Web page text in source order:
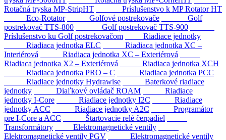
Rotačná tryska MP-StripHT
Príslušenstvo k MP Rotator HT
Eco-Rotator
Golfové postrekovače
Golf
postrekovač TTS-800
Golf postrekovač TTS-900
Príslušenstvo ku Golf postrekovačom
Riadiace jednotky
Riadiaca jednotka ELC
Riadiaca jednotka XC –
Interiérová
Riadiaca jednotka XC – Exteriérová
Riadiaca jednotka X2 – Exteriérová
Riadiaca jednotka XCH
Riadiaca jednotka PRO – C
Riadiaca jednotka PCC
Riadiace jednotky Hydrawise
Baterkové riadiace
jednotky
Diaľkový ovládač ROAM
Riadiace
jednotky I-Core
Riadiace jednotky I2C
Riadiace
jednotky ACC
Riadiace jednotky A2C
Programátor
pre I-Core a ACC
Štartovacie relé čerpadiel
Transformátory
Elektromagnetické ventily
Elektromagnetické ventily PGV
Elektromagnetické ventily